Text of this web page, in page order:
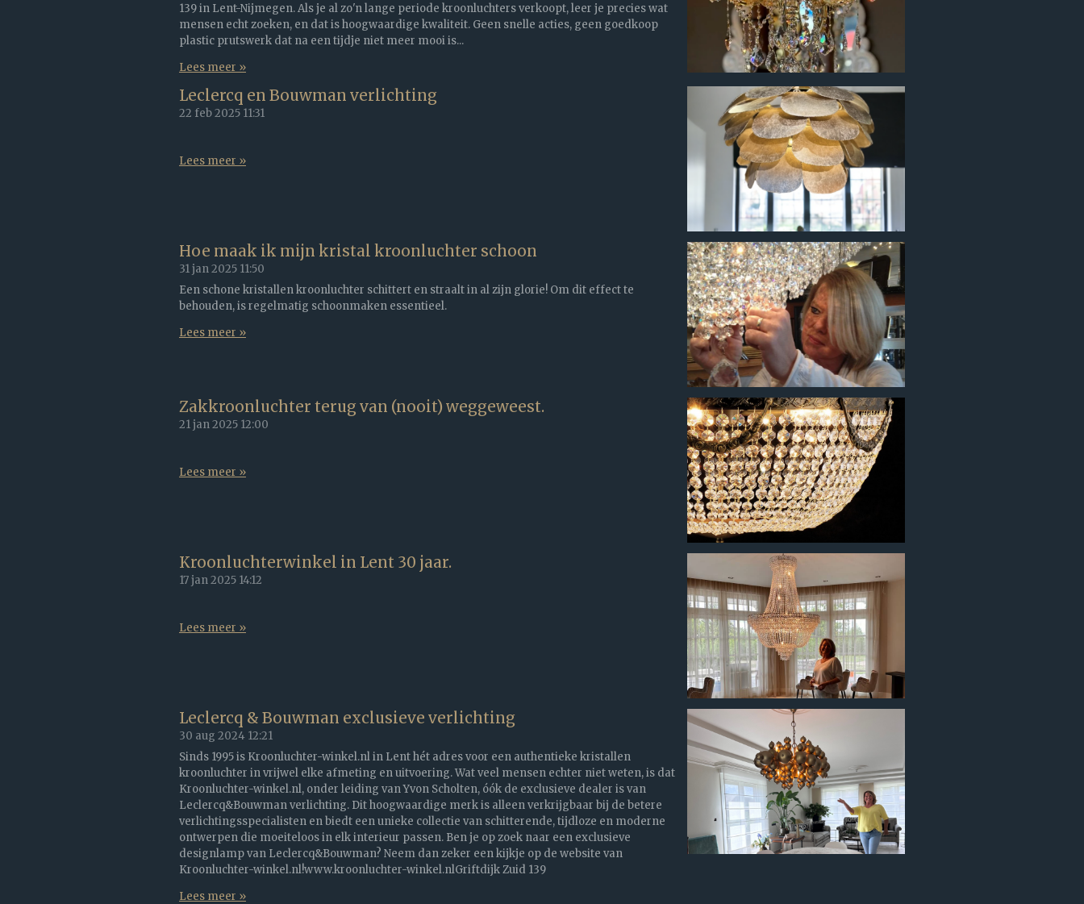
139 in Lent-Nijmegen. Als je al zo'n lange periode kroonluchters verkoopt, leer je precies wat
mensen echt zoeken, en dat is hoogwaardige kwaliteit. Geen snelle acties, geen goedkoop
plastic prutswerk dat na een tijdje niet meer mooi is...
Lees meer »
Leclercq en Bouwman verlichting
22 feb 2025 11:31
Lees meer »
Hoe maak ik mijn kristal kroonluchter schoon
31 jan 2025 11:50
Een schone kristallen kroonluchter schittert en straalt in al zijn glorie! Om dit effect te
behouden, is regelmatig schoonmaken essentieel.
Lees meer »
Zakkroonluchter terug van (nooit) weggeweest.
21 jan 2025 12:00
Lees meer »
Kroonluchterwinkel in Lent 30 jaar.
17 jan 2025 14:12
Lees meer »
Leclercq & Bouwman exclusieve verlichting
30 aug 2024 12:21
Sinds 1995 is Kroonluchter-winkel.nl in Lent hét adres voor een authentieke kristallen
kroonluchter in vrijwel elke afmeting en uitvoering. Wat veel mensen echter niet weten, is dat
Kroonluchter-winkel.nl, onder leiding van Yvon Scholten, óók de exclusieve dealer is van
Leclercq&Bouwman verlichting. Dit hoogwaardige merk is alleen verkrijgbaar bij de betere
verlichtingsspecialisten en biedt een unieke collectie van schitterende, tijdloze en moderne
ontwerpen die moeiteloos in elk interieur passen. Ben je op zoek naar een exclusieve
designlamp van Leclercq&Bouwman? Neem dan zeker een kijkje op de website van
Kroonluchter-winkel.nl!www.kroonluchter-winkel.nlGriftdijk Zuid 139
Lees meer »